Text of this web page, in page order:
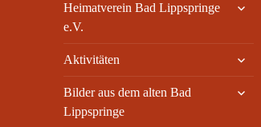
Heimatverein Bad Lippspringe
e.V.
öffnen
Aktivitäten
öffnen
Bilder aus dem alten Bad
Lippspringe
öffnen